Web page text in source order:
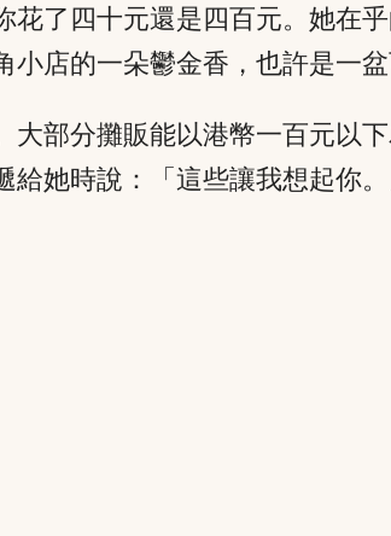
了四十元還是四百元。她在
店的一朵鬱金香，也許是一
大部分攤販能以港幣一百元以
她時說：「這些讓我想起你。